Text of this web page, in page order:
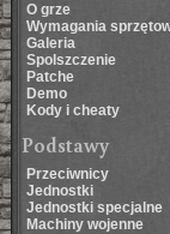
O grze
Wymagania
Galeria
Spolszczenie
Patche
Demo
Kody i cheaty
Podstawy
Przeciwnicy
Jednostki
Jednostki specjalne
Machiny wojenne